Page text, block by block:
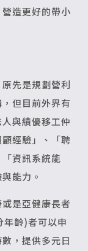
造更好的帶小
先是規劃營利
但目前外界有
與績優移工仲
經驗」、「聘
資訊系統能
能力。
是亞健康長者
年齡)者可以申
，提供多元日